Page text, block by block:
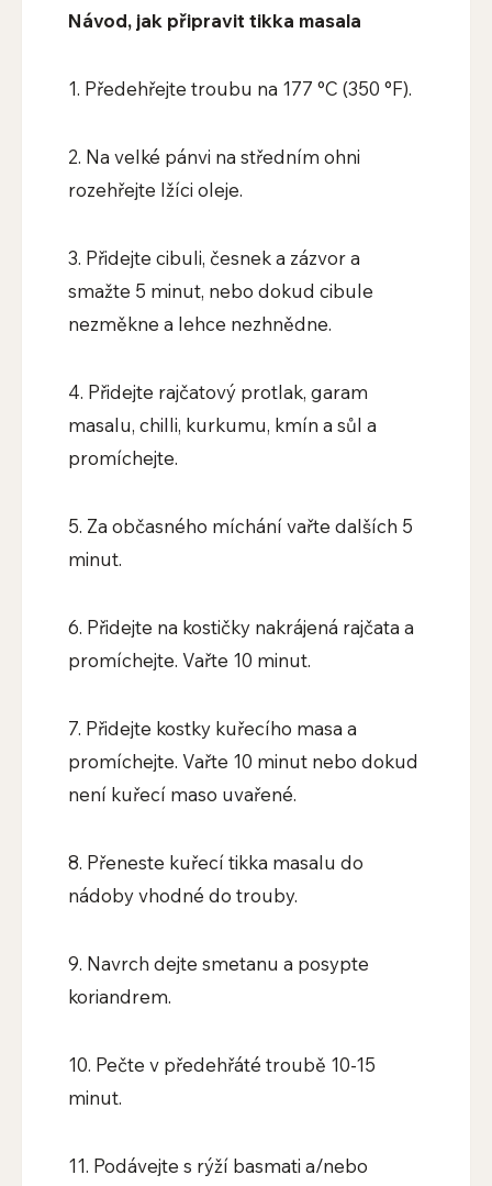
Návod, jak připravit tikka masala
1. Předehřejte troubu na 177 °C (350 °F).
2. Na velké pánvi na středním ohni
rozehřejte lžíci oleje.
3. Přidejte cibuli, česnek a zázvor a
smažte 5 minut, nebo dokud cibule
nezměkne a lehce nezhnědne.
4. Přidejte rajčatový protlak, garam
masalu, chilli, kurkumu, kmín a sůl a
promíchejte.
5. Za občasného míchání vařte dalších 5
minut.
6. Přidejte na kostičky nakrájená rajčata a
promíchejte. Vařte 10 minut.
7. Přidejte kostky kuřecího masa a
promíchejte. Vařte 10 minut nebo dokud
není kuřecí maso uvařené.
8. Přeneste kuřecí tikka masalu do
nádoby vhodné do trouby.
9. Navrch dejte smetanu a posypte
koriandrem.
10. Pečte v předehřáté troubě 10-15
minut.
11. Podávejte s rýží basmati a/nebo